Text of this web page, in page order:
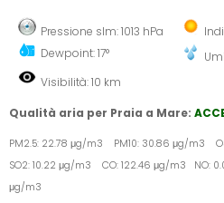
Pressione slm: 1013 hPa
Dewpoint: 17°
Visibilità: 10 km
Qualità aria per Praia a Mare:
PM2.5: 22.78 μg/m3 PM10: 30.86 μg/m3
SO2: 10.22 μg/m3 CO: 122.46 μg/m3 NO:
μg/m3